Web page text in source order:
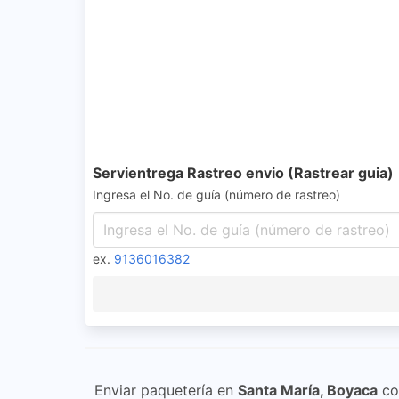
Servientrega Rastreo envio (Rastrear guia)
Ingresa el No. de guía (número de rastreo)
ex. 9136016382
Enviar paquetería en Santa María, Boyaca